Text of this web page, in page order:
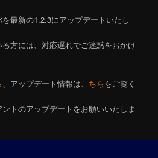
最新の1.2.3にアップデートいたし
方には、対応遅れでご迷惑をおかけ
、アップデート情報は こちらをご覧く
トのアップデートをお願いいたしま